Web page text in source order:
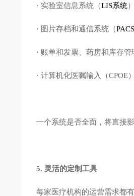
· 实验室信息系统（LIS系统
· 图片存档和通信系统（
· 账单和发票、药房和库存
· 计算机化医嘱输入（CPOE
一个系统是否全面，将直接
5. 灵活的定制工具
每家医疗机构的运营需求都